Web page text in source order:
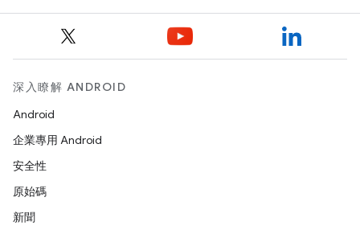
深入瞭解 ANDROID
Android
企業專用 Android
安全性
原始碼
新聞